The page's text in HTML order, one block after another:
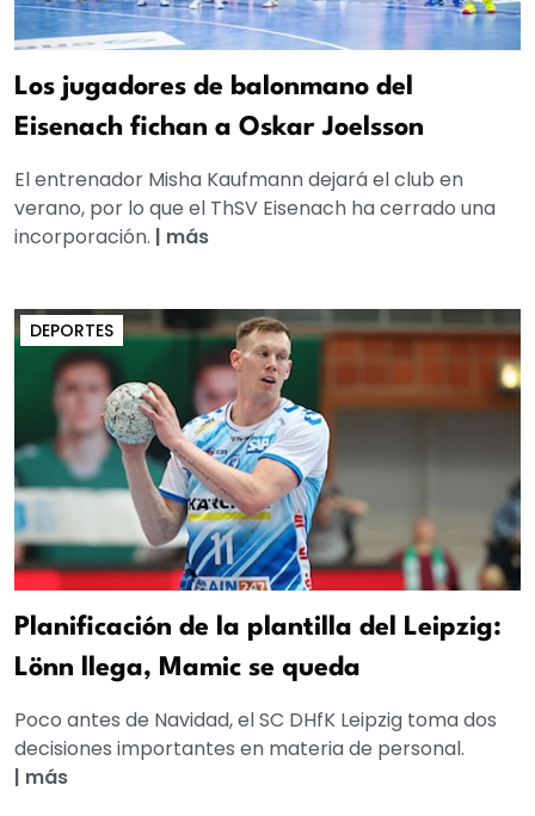
Los jugadores de balonmano del
Eisenach fichan a Oskar Joelsson
El entrenador Misha Kaufmann dejará el club en
verano, por lo que el ThSV Eisenach ha cerrado una
incorporación. | más
DEPORTES
Planificación de la plantilla del Leipzig:
Lönn llega, Mamic se queda
Poco antes de Navidad, el SC DHfK Leipzig toma dos
decisiones importantes en materia de personal.
| más